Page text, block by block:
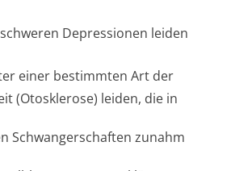
Depressionen leiden
einer bestimmten Art der
(Otosklerose) leiden, die in
Schwangerschaften zunahm